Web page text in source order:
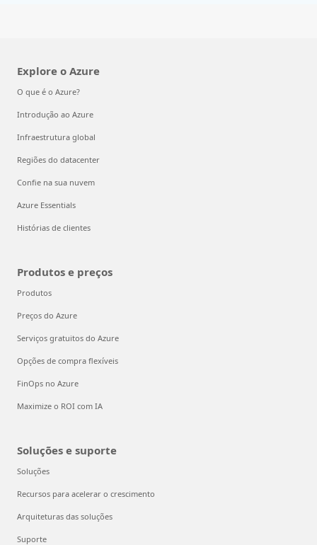
Explore o Azure
O que é o Azure?
Introdução ao Azure
Infraestrutura global
Regiões do datacenter
Confie na sua nuvem
Azure Essentials
Histórias de clientes
Produtos e preços
Produtos
Preços do Azure
Serviços gratuitos do Azure
Opções de compra flexíveis
FinOps no Azure
Maximize o ROI com IA
Soluções e suporte
Soluções
Recursos para acelerar o crescimento
Arquiteturas das soluções
Suporte